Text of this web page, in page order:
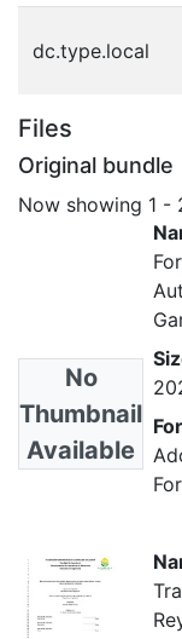
dc.type.local
Files
Original bundle
Now showing 1 -
No
Thumbnail
Available